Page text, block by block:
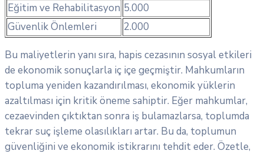
Eğitim ve Rehabilitasyon 5.000
Güvenlik Önlemleri
2.000
Bu maliyetlerin yanı sıra, hapis cezasının sosyal etkileri
de ekonomik sonuçlarla iç içe geçmiştir. Mahkumların
topluma yeniden kazandırılması, ekonomik yüklerin
azaltılması için kritik öneme sahiptir. Eğer mahkumlar,
cezaevinden çıktıktan sonra iş bulamazlarsa, toplumda
tekrar suç işleme olasılıkları artar. Bu da, toplumun
güvenliğini ve ekonomik istikrarını tehdit eder. Özetle,